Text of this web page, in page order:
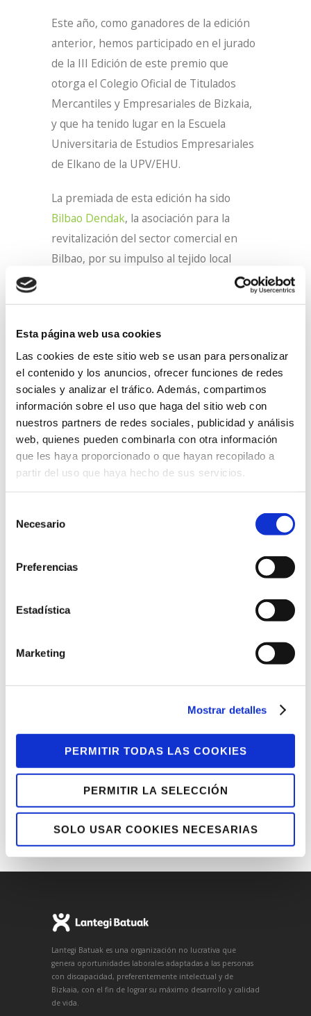
Esta página web usa cookies
Las cookies de este sitio web se usan para personalizar
el contenido y los anuncios, ofrecer funciones de redes
sociales y analizar el tráfico. Además, compartimos
información sobre el uso que haga del sitio web con
nuestros partners de redes sociales, publicidad y análisis
web, quienes pueden combinarla con otra información
que les haya proporcionado o que hayan recopilado a
partir del uso que haya hecho de sus servicios.
Necesario
Preferencias
Estadística
Marketing
Mostrar detalles
PERMITIR TODAS LAS COOKIES
PERMITIR LA SELECCIÓN
SOLO USAR COOKIES NECESARIAS
Este año, como ganadores de la edición
anterior, hemos participado en el jurado
de la III Edición de este premio que
otorga el Colegio Oficial de Titulados
Mercantiles y Empresariales de Bizkaia,
y que ha tenido lugar en la Escuela
Universitaria de Estudios Empresariales
de Elkano de la UPV/EHU.
La premiada de esta edición ha sido
Bilbao Dendak, la asociación para la
revitalización del sector comercial en
Bilbao, por su impulso al tejido local
comercial y por la manera que tienen de
Presidente, Javier López, como por los
miembros de esta asociación y que
estaban allí presentes con nosotros.
En este acto, además, hemos contribuido
con una ponencia sobre «Innovación al
servicio de la generación de empleo»,
contando nuestra experiencia en
diversificación, adaptación al tejido
transformación de las necesidades de las
personas.
En la foto, de izquierda a derecha: Jon
Franco (director general de Lantegi Batuak)
Dendak)
Pinterest
Google+
LinkedIn
E-Mail
Lantegi Batuak es una organización no lucrativa que
genera oportunidades laborales adaptadas a las personas
con discapacidad, preferentemente intelectual y de
Bizkaia, con el fin de lograr su máximo desarrollo y calidad
de vida.